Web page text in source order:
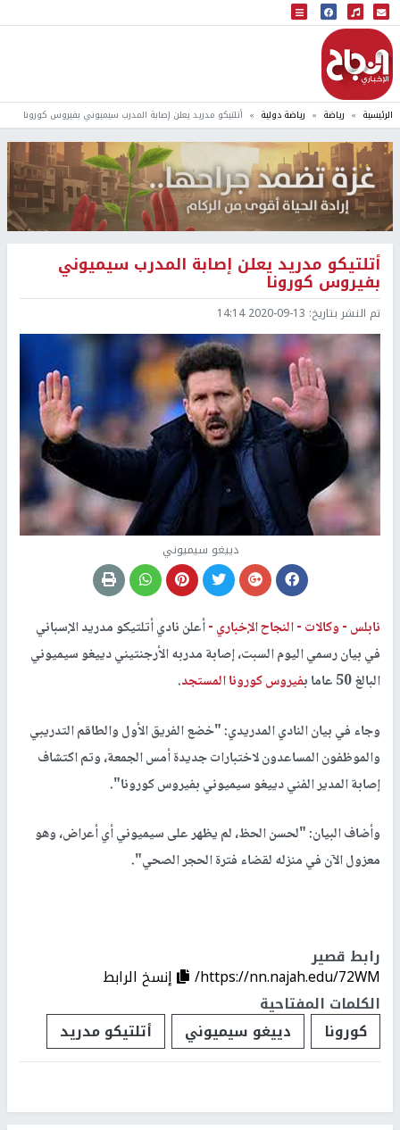
البث المباشر
إذاعة النجاح
الرئيسية رياضة رياضة دولية أتلتيكو مدريد يعلن إصابة المدرب سيميوني بفيروس كورونا
أتلتيكو مدريد يعلن إصابة المدرب سيميوني
بفيروس كورونا
تم النشر بتاريخ: 2020-09-13 14:14
دييغو سيميوني
نابلس - وكالات -النجاح الإخباري -أعلن نادي أتلتيكو مدريد الإسباني
في بيان رسمي اليوم السبت، إصابة مدربه الأرجنتيني دييغو سيميوني
البالغ 50 عاما ب
فيروس كورونا المستجد.
وجاء في بيانالنادي المدريدي: "خضع الفريق الأول والطاقم التدريبي
والموظفون المساعدون لاختبارات جديدة أمس الجمعة، وتم اكتشاف
إصابة المدير الفني دييغو سيميوني بفيروس كورونا".
وأضاف البيان: "لحسن الحظ، لم يظهر على سيميوني أي أعراض، وهو
معزول الآن في منزله لقضاء فترة الحجر الصحي".
رابط قصير
https://nn.najah.edu/72WM/
إنسخ الرابط
الكلمات المفتاحية
كورونا
دييغو سيميوني أتلتيكو مدريد